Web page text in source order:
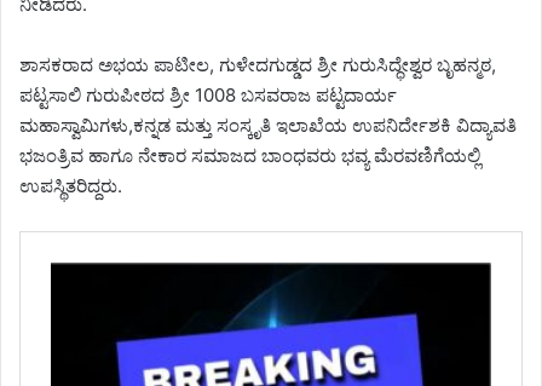
ಶಾಸಕರಾದ ಅಭಯ ಪಾಟೀಲ, ಗುಳೇದಗುಡ್ಡದ ಶ್ರೀ ಗುರುಸಿದ್ಧೇಶ್ವರ ಬೃಹನ್ಮಠ,
ಪಟ್ಟಸಾಲಿ ಗುರುಪೀಠದ ಶ್ರೀ 1008 ಬಸವರಾಜ ಪಟ್ಟದಾರ್ಯ
ಮಹಾಸ್ವಾಮಿಗಳು,ಕನ್ನಡ ಮತ್ತು ಸಂಸ್ಕೃತಿ ಇಲಾಖೆಯ ಉಪನಿರ್ದೇಶಕಿ ವಿದ್ಯಾವತಿ
ಭಜಂತ್ರಿವ ಹಾಗೂ ನೇಕಾರ ಸಮಾಜದ ಬಾಂಧವರು ಭವ್ಯ ಮೆರವಣಿಗೆಯಲ್ಲಿ
ಉಪಸ್ಥಿತರಿದ್ದರು.